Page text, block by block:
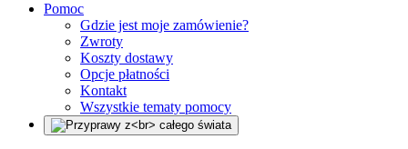
Pomoc
Gdzie jest moje zamówienie?
Zwroty
Koszty dostawy
Opcje płatności
Kontakt
Wszystkie tematy pomocy